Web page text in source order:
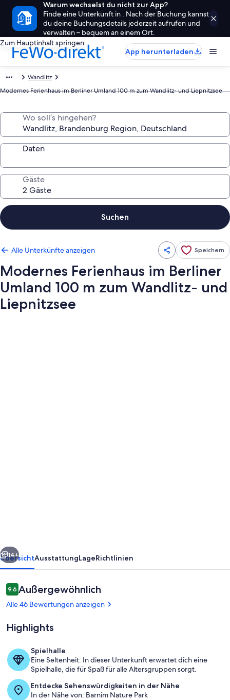
Warum wechselst du nicht zur App?
Finde eine Unterkunft in . Nach der Buchung kannst
du deine Buchungsdetails jederzeit aufrufen und
verwalten – bequem an einem Ort.
Zum Hauptinhalt springen
App herunterladen
Wandlitz
Modernes Ferienhaus im Berliner Umland 100 m zum Wandlitz- und Liepnitzsee
Wo soll’s hingehen?
Daten
Gäste
Suchen
Alle Unterkünfte anzeigen Speichern
Modernes Ferienhaus im Berliner
Umland 100 m zum Wandlitz- und
Liepnitzsee
m
zum
Wandlitz-
und
Außenbereich
Weiter
14+
ÜbersichtAusstattungLageRichtlinien
Bewertungen
9,69,6 von 10.
Außergewöhnlich
Alle 46 Bewertungen anzeigen
Highlights
Spielhalle
Eine Seltenheit: In dieser Unterkunft erwartet dich eine
Spielhalle, die für Spaß für alle Altersgruppen sorgt.
Entdecke Sehenswürdigkeiten in der Nähe
In der Nähe von: Barnim Nature Park